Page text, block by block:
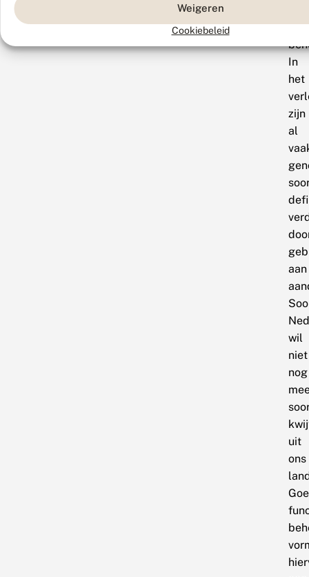
Weigeren
Cookiebeleid
In
het
zijn
al
aan
wil
niet
nog
uit
ons